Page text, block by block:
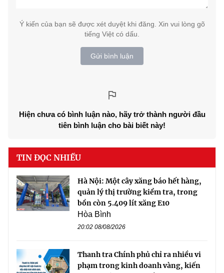
Ý kiến của bạn sẽ được xét duyệt khi đăng. Xin vui lòng gõ
tiếng Việt có dấu.
Gửi bình luận
Hiện chưa có bình luận nào, hãy trở thành người đầu
tiên bình luận cho bài biết này!
TIN ĐỌC NHIỀU
Hà Nội: Một cây xăng báo hết hàng,
quản lý thị trường kiểm tra, trong
bồn còn 5.409 lít xăng E10
Hòa Bình
20:02 08/08/2026
Thanh tra Chính phủ chỉ ra nhiều vi
phạm trong kinh doanh vàng, kiến